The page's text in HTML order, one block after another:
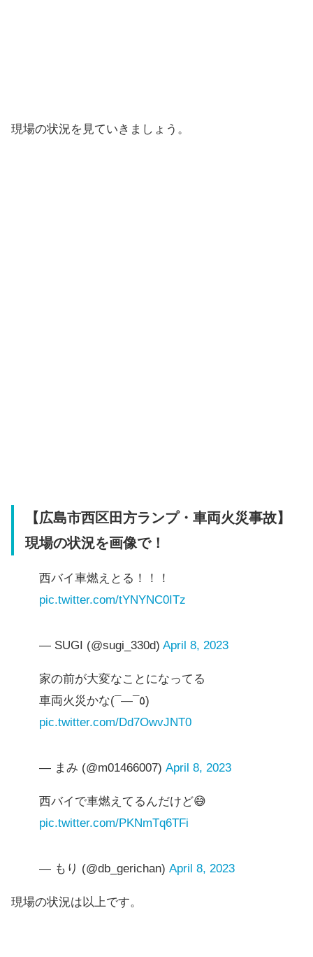
現場の状況を見ていきましょう。
【広島市西区田方ランプ・車両火災事故】
現場の状況を画像で！
西バイ車燃えとる！！！
pic.twitter.com/tYNYNC0ITz
— SUGI (@sugi_330d) April 8, 2023
家の前が大変なことになってる
車両火災かな(¯―¯٥)
pic.twitter.com/Dd7OwvJNT0
— まみ (@m01466007) April 8, 2023
西バイで車燃えてるんだけど😅
pic.twitter.com/PKNmTq6TFi
— もり (@db_gerichan) April 8, 2023
現場の状況は以上です。